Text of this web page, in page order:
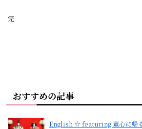
完
—–
おすすめの記事
English ☆ featuring 童心に帰